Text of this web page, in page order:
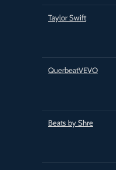
Taylor Swift
QuerbeatVEVO
Beats by Shre